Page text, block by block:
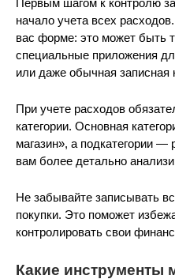
Первым шагом к контролю
начало учета всех
вас форме: это может быть
специальные приложения
или даже обычная записная
При учете расходов
категории. Основная
магазин», а подкатегории
вам более детально
Не забывайте записывать
покупки. Это поможет
контролировать свои
Какие инструменты